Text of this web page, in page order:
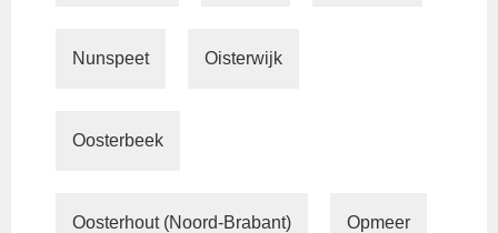
Nunspeet Oisterwijk
Oosterbeek
Oosterhout (Noord-Brabant) Opmeer